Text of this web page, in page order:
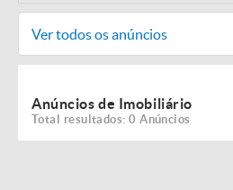
Ver todos os anúncios
Anúncios de Imobiliário
Total resultados: 0 Anúncios